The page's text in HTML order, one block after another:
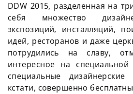
DDW 2015, разделенная на
себя множество
экспозиций, инсталляций,
идей, ресторанов и даже
потрудились на славу,
интересное на
специальные
кстати, совершенно